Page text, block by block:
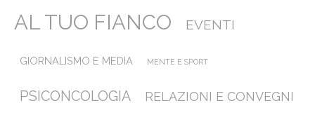
AL TUO FIANCO
EVENTI
GIORNALISMO E MEDIA MENTE E SPORT
PSICONCOLOGIA RELAZIONI E CONVEGNI